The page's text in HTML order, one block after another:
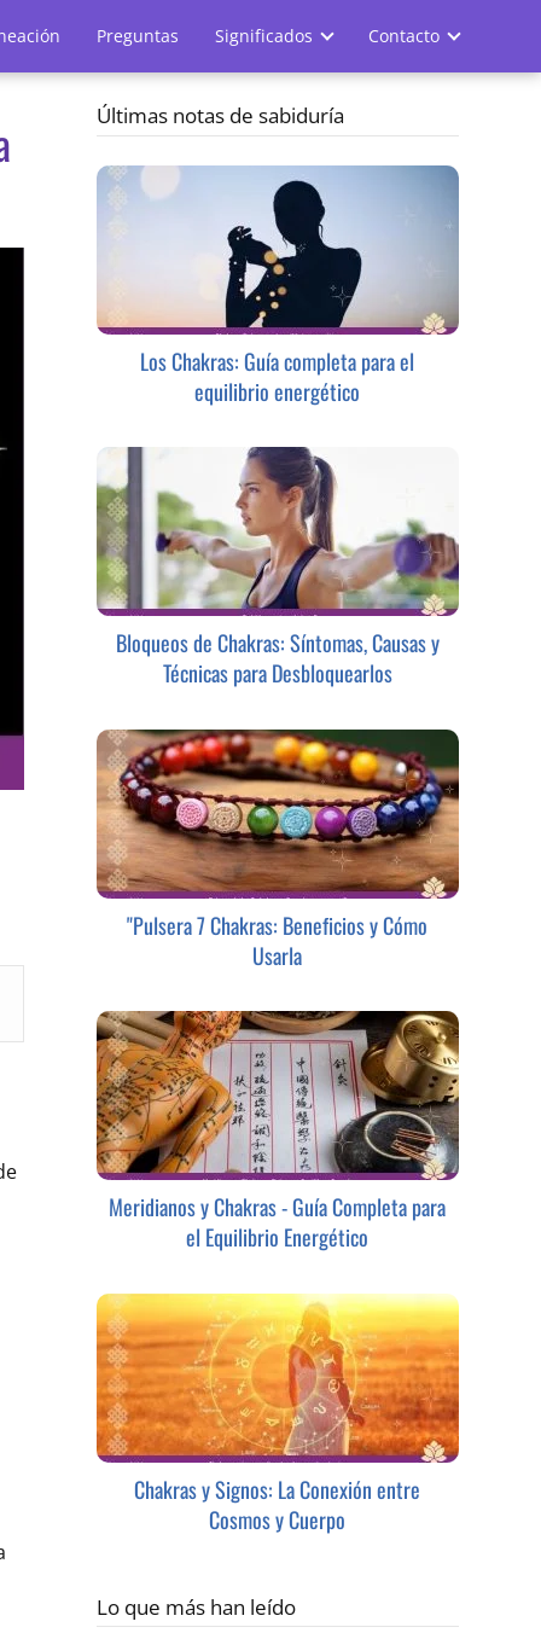
Preguntas Significados Contacto
Últimas notas de sabiduría
Los Chakras: Guía completa para el
equilibrio energético
Bloqueos de Chakras: Síntomas, Causas y
Técnicas para Desbloquearlos
"Pulsera 7 Chakras: Beneficios y Cómo
Usarla
Meridianos y Chakras - Guía Completa para
el Equilibrio Energético
Chakras y Signos: La Conexión entre
Cosmos y Cuerpo
Lo que más han leído